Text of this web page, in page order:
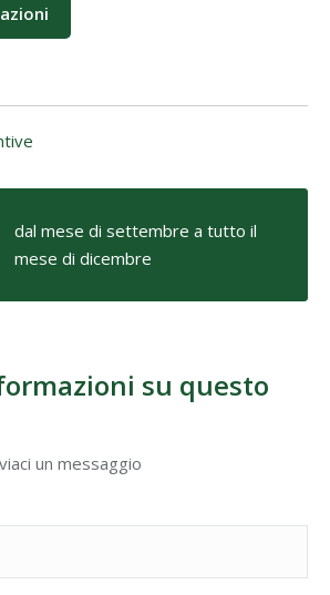
dal mese di settembre a tutto il
mese di dicembre
su questo
un messaggio